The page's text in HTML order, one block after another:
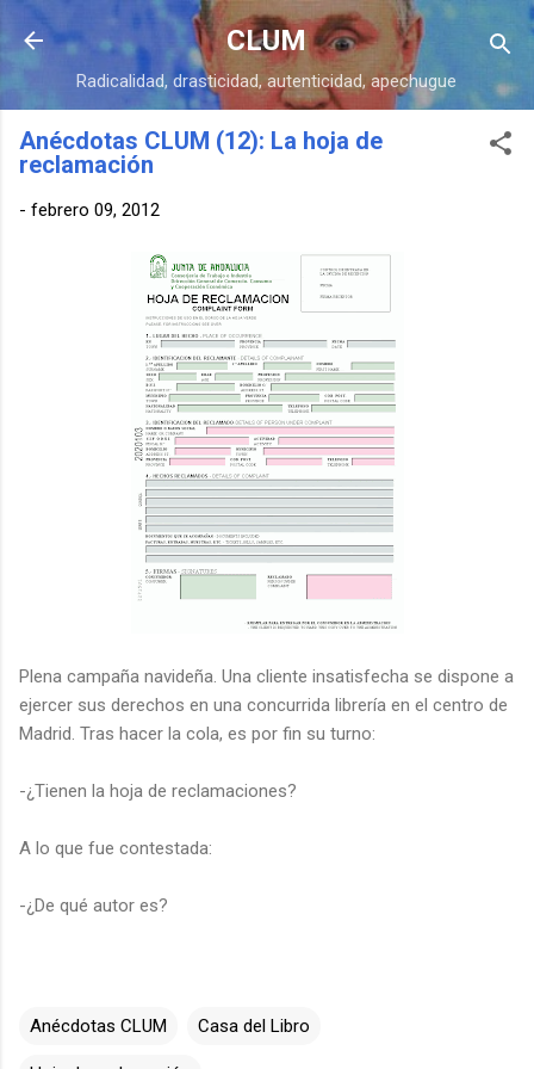
Ir al contenido principal
CLUM
Radicalidad, drasticidad, autenticidad, apechugue
Anécdotas CLUM (12): La hoja de
reclamación
- febrero 09, 2012
Plena campaña navideña. Una cliente insatisfecha se dispone a
ejercer sus derechos en una concurrida librería en el centro de
Madrid. Tras hacer la cola, es por fin su turno:
-¿Tienen la hoja de reclamaciones?
A lo que fue contestada:
-¿De qué autor es?
Anécdotas CLUM Casa del Libro